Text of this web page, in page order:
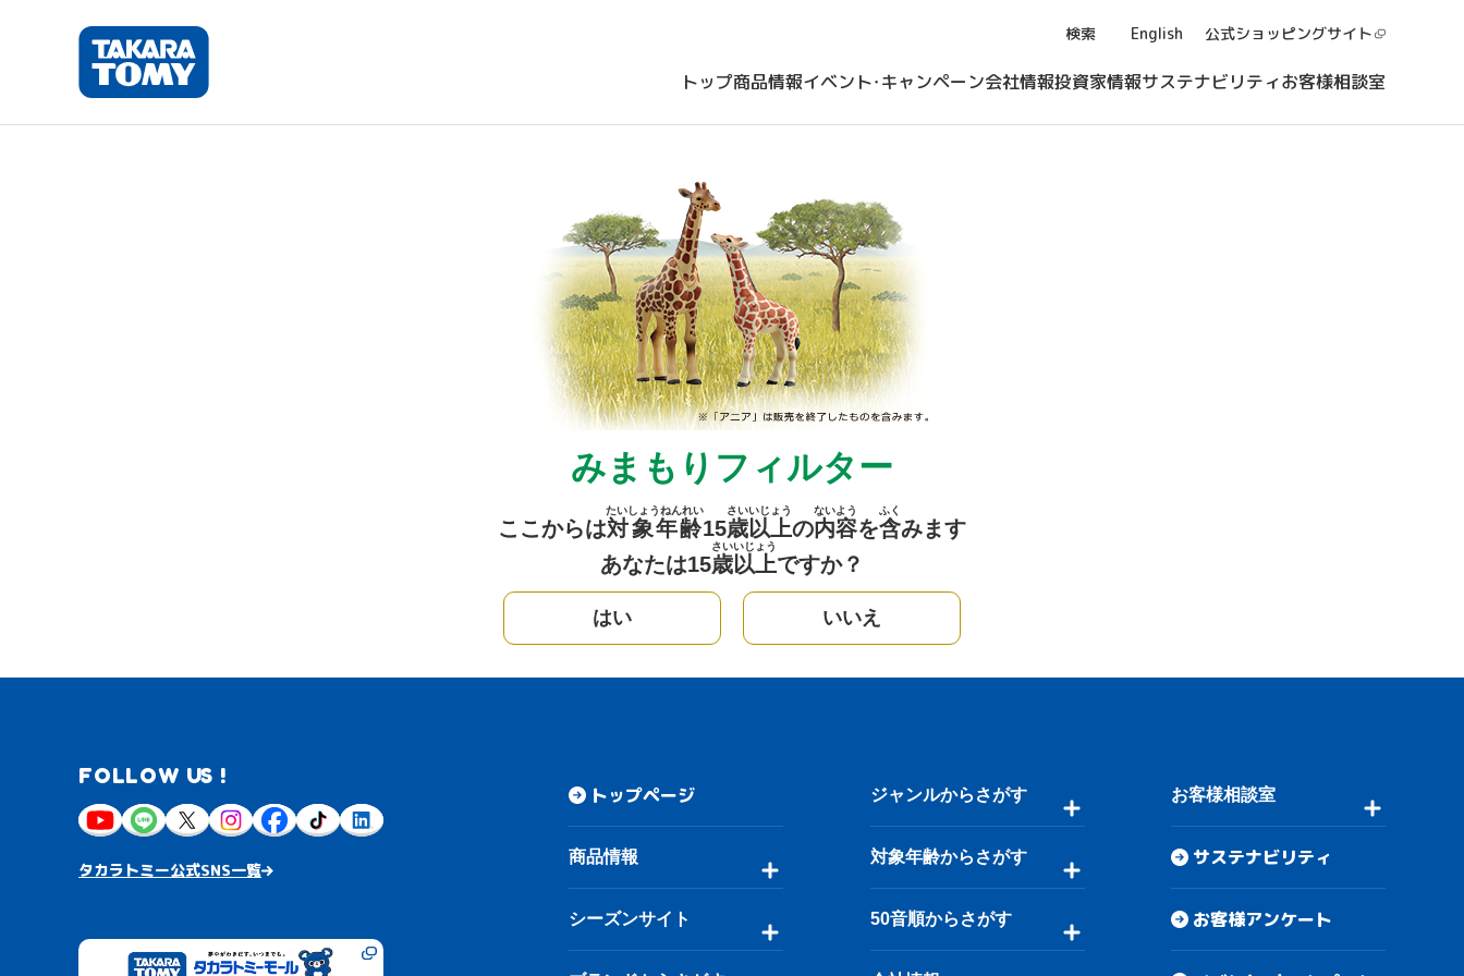
検索 English 公式ショッピングサイト
トップ商品情報イベント・キャンペーン会社情報投資家情報サステナビリティお客様相談室
みまもりフィルター
ここからは対象年齢
たいしょうねんれい
15歳
さい
以上
いじょう
の内容
ないよう
を含
ふく
みます
あなたは15歳
さい
以上
いじょう
ですか？
はい いいえ
FOLLOW US !
タカラトミー公式SNS一覧
トップページ
商品情報
シーズンサイト
ジャンルからさがす
対象年齢からさがす
50音順からさがす
お客様相談室
サステナビリティ
お客様アンケート